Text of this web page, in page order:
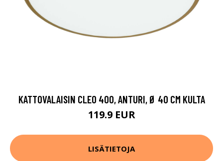
KATTOVALAISIN CLEO 400, ANTURI, Ø 40 CM KULTA
119.9 EUR
LISÄTIETOJA